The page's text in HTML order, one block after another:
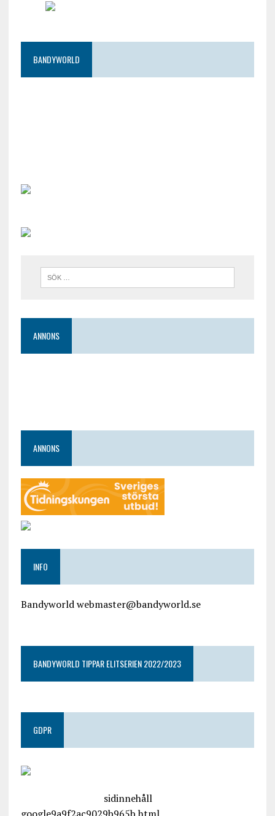
BANDYWORLD
ANNONS
ANNONS
INFO
Bandyworld webmaster@bandyworld.se
BANDYWORLD TIPPAR ELITSERIEN 2022/2023
GDPR
sidinnehåll
google9a9f2ac9029b965b.html